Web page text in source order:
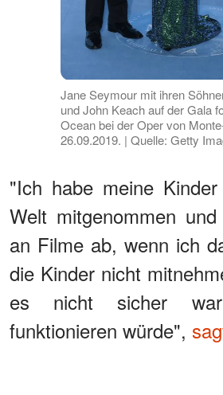
Jane Seymour mit ihren
und John Keach auf der Gala
Ocean bei der Oper von
26.09.2019. | Quelle: Getty
"Ich habe meine
Welt mitgenommen
an Filme ab, wenn ich
die Kinder nicht
es nicht sicher
funktionieren würde",